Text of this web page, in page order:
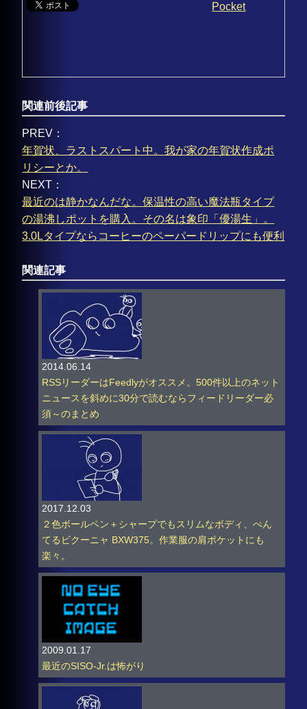
Pocket
関連前後記事
PREV：
年賀状、ラストスパート中。我が家の年賀状作成ポ
リシーとか。
NEXT：
最近のは静かなんだな。保温性の高い魔法瓶タイプ
の湯沸しポットを購入。その名は象印「優湯生」。
3.0Lタイプならコーヒーのペーパードリップにも便利
関連記事
2014.06.14
RSSリーダーはFeedlyがオススメ。500件以上のネット
ニュースを斜めに30分で読むならフィードリーダー必
須～のまとめ
2017.12.03
２色ボールペン＋シャープでもスリムなボディ、ぺん
てるビクーニャ BXW375。作業服の肩ポケットにも
楽々。
2009.01.17
最近のSISO-Jr.は怖がり